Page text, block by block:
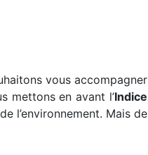
vous accompagner
mettons en avant l’Indice
l’environnement. Mais de